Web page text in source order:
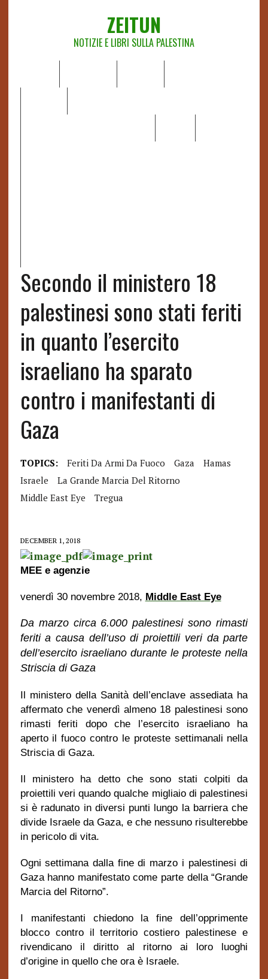
ZEITUN
NOTIZIE E LIBRI SULLA PALESTINA
Secondo il ministero 18
palestinesi sono stati feriti
in quanto l’esercito
israeliano ha sparato
contro i manifestanti di
Gaza
TOPICS: Feriti Da Armi Da Fuoco Gaza
Hamas
Israele
La Grande Marcia Del Ritorno
Middle East Eye
Tregua
DECEMBER 1, 2018
MEE e agenzie
venerdì 30 novembre 2018, Middle East Eye
Da marzo circa 6.000 palestinesi sono rimasti
feriti a causa dell’uso di proiettili veri da parte
dell’esercito israeliano durante le proteste nella
Striscia di Gaza
Il ministero della Sanità dell’enclave assediata ha
affermato che venerdì almeno 18 palestinesi sono
rimasti feriti dopo che l’esercito israeliano ha
aperto il fuoco contro le proteste settimanali nella
Striscia di Gaza.
Il ministero ha detto che sono stati colpiti da
proiettili veri quando qualche migliaio di palestinesi
si è radunato in diversi punti lungo la barriera che
divide Israele da Gaza, e che nessuno risulterebbe
in pericolo di vita.
Ogni settimana dalla fine di marzo i palestinesi di
Gaza hanno manifestato come parte della “Grande
Marcia del Ritorno”.
I manifestanti chiedono la fine dell’opprimente
blocco contro il territorio costiero palestinese e
rivendicano il diritto al ritorno ai loro luoghi
d’origine in quello che ora è Israele.